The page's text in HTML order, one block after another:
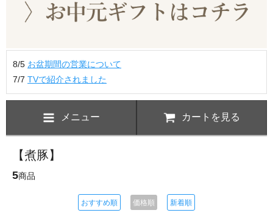
8/5 お盆期間の営業について
7/7 TVで紹介されました
メニュー カートを見る
【煮豚】
5商品
おすすめ順 価格順 新着順